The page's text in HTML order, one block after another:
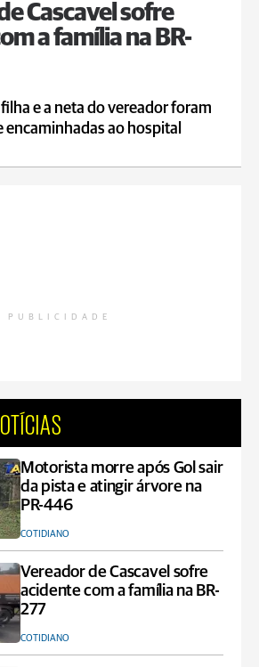
Cascavel sofre
a família na BR-
e a neta do vereador foram
encaminhadas ao hospital
PUBLICIDADE
Motorista morre após Gol sair
da pista e atingir árvore na
PR-446
COTIDIANO
Vereador de Cascavel sofre
acidente com a família na BR-
277
COTIDIANO